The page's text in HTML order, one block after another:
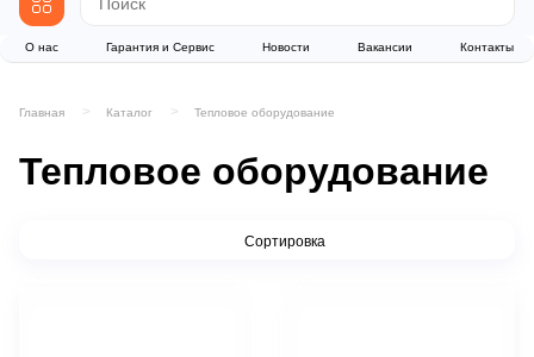
О нас Гарантия и Сервис Новости Вакансии Контакты
Главная Каталог Тепловое оборудование
Тепловое оборудование
Сортировка